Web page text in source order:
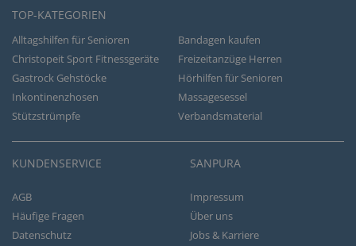
TOP-KATEGORIEN
Alltagshilfen für Senioren
Bandagen kaufen
Christopeit Sport Fitnessgeräte
Freizeitanzüge Herren
Gastrock Gehstöcke
Hörhilfen für Senioren
Inkontinenzhosen
Massagesessel
Stützstrümpfe
Verbandsmaterial
KUNDENSERVICE
AGB
Häufige Fragen
Datenschutz
SANPURA
Impressum
Über uns
Jobs & Karriere